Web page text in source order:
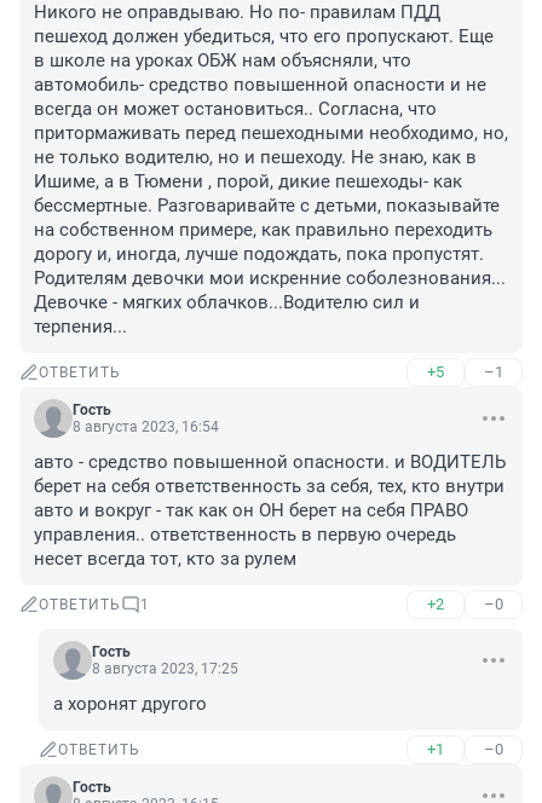
Никого не оправдываю. Но по- правилам ПДД
пешеход должен убедиться, что его пропускают. Еще
в школе на уроках ОБЖ нам объясняли, что
автомобиль- средство повышенной опасности и не
всегда он может остановиться.. Согласна, что
притормаживать перед пешеходными необходимо, но,
не только водителю, но и пешеходу. Не знаю, как в
Ишиме, а в Тюмени , порой, дикие пешеходы- как
бессмертные. Разговаривайте с детьми, показывайте
на собственном примере, как правильно переходить
дорогу и, иногда, лучше подождать, пока пропустят.
Родителям девочки мои искренние соболезнования...
Девочке - мягких облачков...Водителю сил и
терпения...
ОТВЕТИТЬ +5 –1
Гость
8 августа 2023, 16:54
авто - средство повышенной опасности. и ВОДИТЕЛЬ
берет на себя ответственность за себя, тех, кто внутри
авто и вокруг - так как он ОН берет на себя ПРАВО
управления.. ответственность в первую очередь
несет всегда тот, кто за рулем
ОТВЕТИТЬ 1 +2 –0
Гость
8 августа 2023, 17:25
а хоронят другого
ОТВЕТИТЬ +1 –0
Гость